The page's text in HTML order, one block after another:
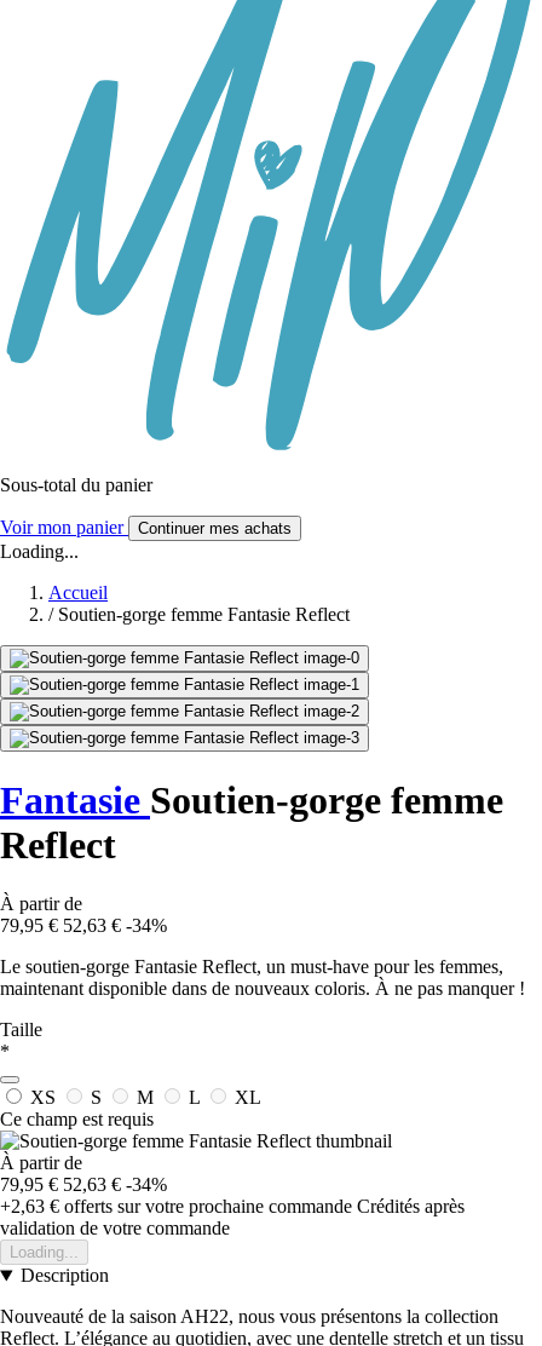
Sous-total du panier
Voir mon panier Continuer mes achats
Loading...
Accueil
/ Soutien-gorge femme Fantasie Reflect
Fantasie Soutien-gorge femme
Reflect
À partir de
79,95 € 52,63 € -34%
Le soutien-gorge Fantasie Reflect, un must-have pour les femmes,
maintenant disponible dans de nouveaux coloris. À ne pas manquer !
Taille
*
XS S M L
XL
Ce champ est requis
À partir de
79,95 € 52,63 € -34%
+2,63 € offerts sur votre prochaine commande Crédités après
validation de votre commande
Loading...
Description
Nouveauté de la saison AH22, nous vous présentons la collection
Reflect. L’élégance au quotidien, avec une dentelle stretch et un tissu